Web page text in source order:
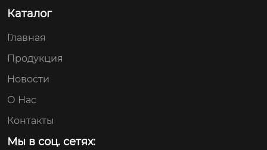
Каталог
Главная
Продукция
Новости
О Нас
Контакты
Мы в соц. сетях: